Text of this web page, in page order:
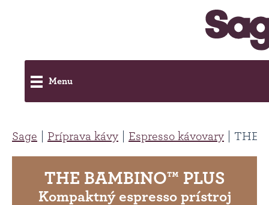
Menu
Sage Príprava kávy Espresso kávovary THE
THE BAMBINO™ PLUS
Kompaktný espresso prístroj